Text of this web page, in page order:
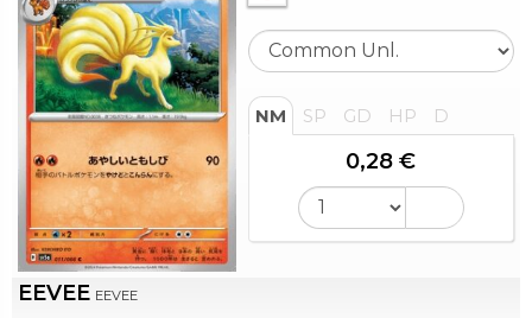
NM SP GD HP D
0,28 €
EEVEE EEVEE